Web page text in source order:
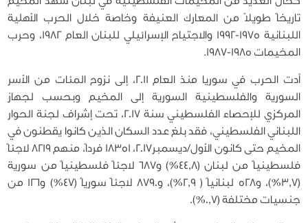
كحال العديد من المخيمات الفلسطينية في لبنان شهد المخيم
تاريخاً طويلاً من المعارك العنيفة وخاصة خلال الحرب الأهلية
اللبنانية 1975-1992 والاجتياح الإسرائيلي للبنان العام 1982، وحرب
المخيمات 1985-1987.
أدت الحرب في سوريا منذ العام 2011، إلى نزوح المئات من الأسر
السورية والفلسطينية السورية إلى المخيم وبحسب لجهاز
المركزي للإحصاء الفلسطيني سنة 2017، تحت إشراف لجنة الحوار
اللبناني الفلسطيني، فقد بلغ عدد السكان الذين كانوا يقطنون في
المخيم حتى كانون الأول/ديسمبر2017، 18351 فرداً، منهم 8219 لاجئاً
فلسطينياً من لبنان (44,8%) و687 لاجئاً فلسطينياً من سورية
(3,7%)، و528 لبنانياً ( 2,9%)، و8790 لاجئاً سورياً (47%) و126 من
جنسيات مختلفة (0,7%).